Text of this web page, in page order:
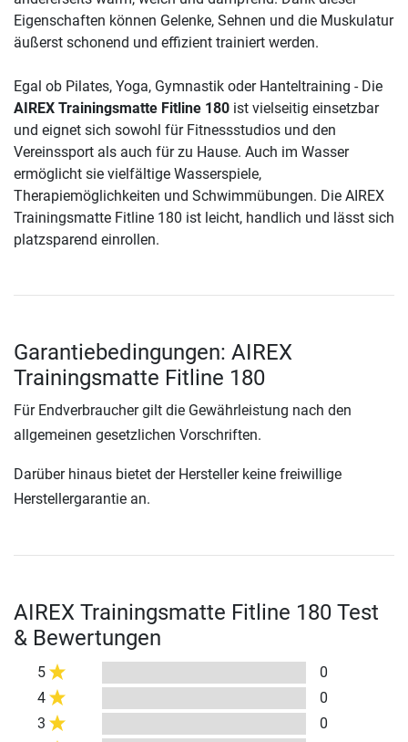
Eigenschaften können Gelenke, Sehnen und die Muskulatur
äußerst schonend und effizient trainiert werden.
Egal ob Pilates, Yoga, Gymnastik oder Hanteltraining - Die
AIREX Trainingsmatte Fitline 180 ist vielseitig einsetzbar
und eignet sich sowohl für Fitnessstudios und den
Vereinssport als auch für zu Hause. Auch im Wasser
ermöglicht sie vielfältige Wasserspiele,
Therapiemöglichkeiten und Schwimmübungen. Die AIREX
Trainingsmatte Fitline 180 ist leicht, handlich und lässt sich
platzsparend einrollen.
Garantiebedingungen: AIREX
Trainingsmatte Fitline 180
Für Endverbraucher gilt die Gewährleistung nach den
allgemeinen gesetzlichen Vorschriften.
Darüber hinaus bietet der Hersteller keine freiwillige
Herstellergarantie an.
AIREX Trainingsmatte Fitline 180 Test
& Bewertungen
5
0
4
0
3
0